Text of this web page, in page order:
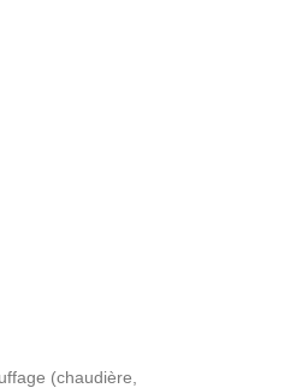
(chaudière,